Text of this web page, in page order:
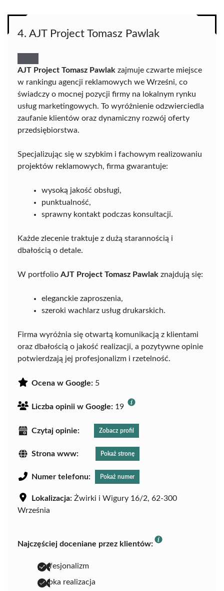
4. AJT Project Tomasz Pawlak
AJT Project Tomasz Pawlak zajmuje czwarte miejsce
w rankingu agencji reklamowych we Wrześni, co
świadczy o mocnej pozycji firmy na lokalnym rynku
usług marketingowych. To wyróżnienie odzwierciedla
zaufanie klientów oraz dynamiczny rozwój oferty
przedsiębiorstwa.
Specjalizując się w szybkim i fachowym realizowaniu
projektów reklamowych, firma gwarantuje:
wysoką jakość obsługi,
punktualność,
sprawny kontakt podczas konsultacji.
Każde zlecenie traktuje z dużą starannością i
dbałością o detale.
W portfolio AJT Project Tomasz Pawlak znajdują się:
eleganckie zaproszenia,
szeroki wachlarz usług drukarskich.
Firma wyróżnia się otwartą komunikacją z klientami
oraz dbałością o jakość realizacji, a pozytywne opinie
potwierdzają jej profesjonalizm i rzetelność.
Ocena w Google: 5
Liczba opinii w Google: 19
Czytaj opinie: Zobacz profil
Strona www: Pokaż stronę
Numer telefonu: Pokaż numer
Lokalizacja: Żwirki i Wigury 16/2, 62-300
Września
Najczęściej doceniane przez klientów:
profesjonalizm
szybka realizacja